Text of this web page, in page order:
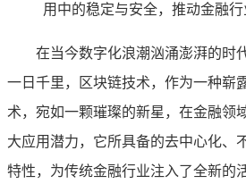
用中的稳定与安全，推动金融行
在当今数字化浪潮汹涌澎湃的时
一日千里，区块链技术，作为一种崭
术，宛如一颗璀璨的新星，在金融领
大应用潜力，它所具备的去中心化、
特性，为传统金融行业注入了全新的